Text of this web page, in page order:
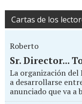
Cartas de los
Roberto
Sr. Director...
La organización del
a desarrollarse
anunciado que va a